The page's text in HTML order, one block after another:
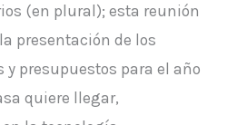
(en plural); esta reunión
presentación de los
y presupuestos para el año
quiere llegar,